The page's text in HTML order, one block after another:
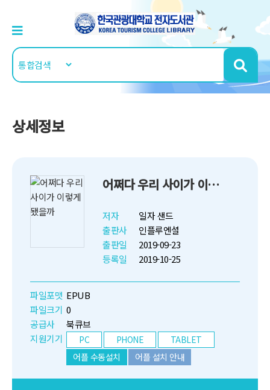
상세정보
어쩌다 우리 사이가 이렇게 됐을까
저자
일자 샌드
출판사
인플루엔셜
출판일
2019-09-23
등록일
2019-10-25
파일포맷 EPUB
파일크기 0
공급사
북큐브
지원기기
PC PHONE
TABLET
어플 수동설치
어플 설치 안내